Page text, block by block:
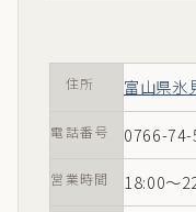
住所 富山県氷
電話番号 0766-74-
営業時間 18:00〜